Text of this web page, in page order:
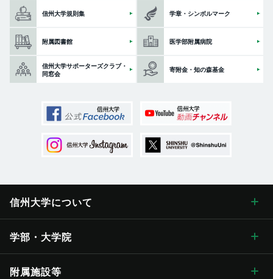
信州大学規則集 学章・シンボルマーク
附属図書館 医学部附属病院
信州大学サポーターズクラブ・
同窓会
寄附金・知の森基金
信州大学について
信州大学について トップ
学長メッセージ
学部・大学院
学部・大学院 トップ
附属施設等